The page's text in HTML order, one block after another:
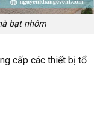
bạt nhôm
cấp các thiết bị tổ